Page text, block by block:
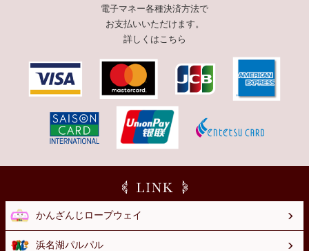
電子マネー各種決済方法で
お支払いいただけます。
詳しくはこちら
かんざんじロープウェイ
浜名湖パルパル